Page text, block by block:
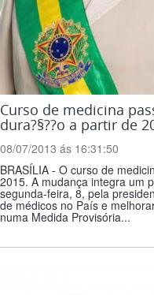
Curso de medicina
dura?§??o a partir de
08/07/2013 ás 16:31:50
BRASÍLIA - O curso de
2015. A mudança integra um
segunda-feira, 8, pela
de médicos no País e
numa Medida Provisória...